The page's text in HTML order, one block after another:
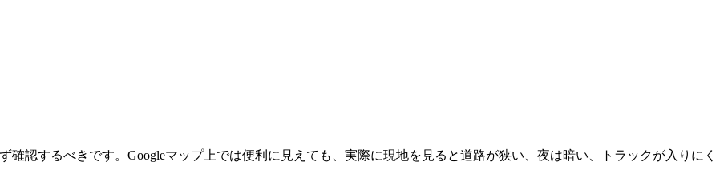
認するべきです。Googleマップ上では便利に見えても、実際に現地を見ると道路が狭い、夜は暗い、トラックが入りにく